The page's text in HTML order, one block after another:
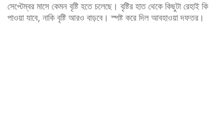
সেপ্টেম্বর মাসে কেমন বৃষ্টি হতে চলেছে। বৃষ্টির হাত থেকে কিছুটা রেহাই কি
পাওয়া যাবে, নাকি বৃষ্টি আরও বাড়বে। স্পষ্ট করে দিল আবহাওয়া দফতর।